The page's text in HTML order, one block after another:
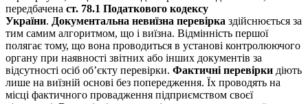
передбачена ст. 78.1 Податкового кодексу
України. Документальна невиїзна перевірка здійснюється за
тим самим алгоритмом, що і виїзна. Відмінність першої
полягає тому, що вона проводиться в установі контролюючого
органу при наявності звітних або інших документів за
відсутності осіб об’єкту перевірки. Фактичні перевірки діють
лише на виїзній основі без попередження. Їх проводять на
місці фактичного провадження підприємством своєї